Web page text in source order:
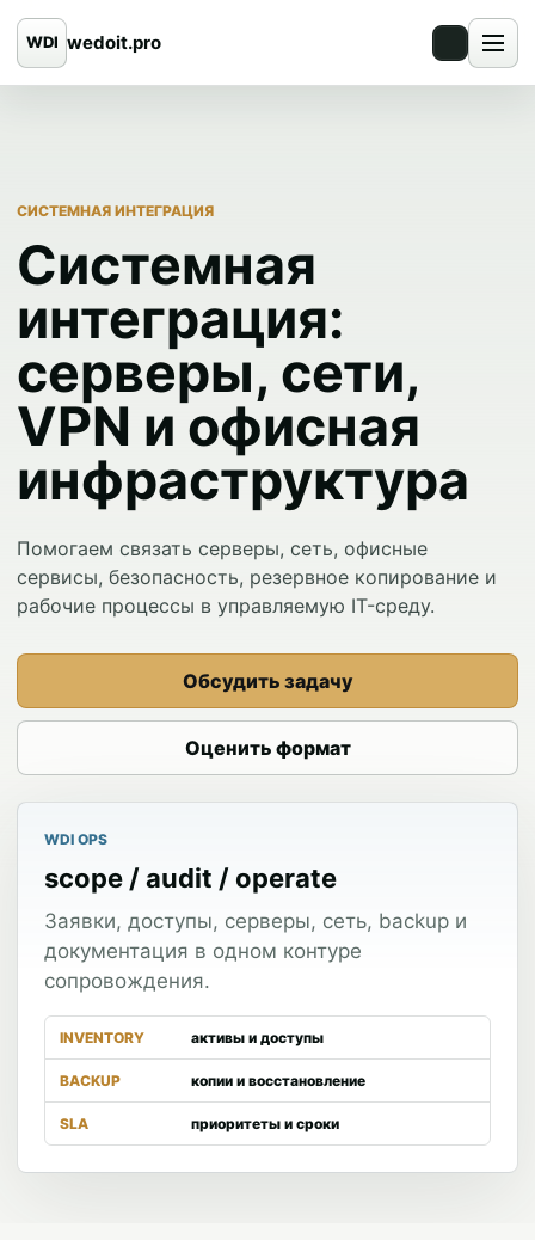
WDI wedoit.pro
СИСТЕМНАЯ ИНТЕГРАЦИЯ
Системная
интеграция:
серверы, сети,
VPN и офисная
инфраструктура
Помогаем связать серверы, сеть, офисные
сервисы, безопасность, резервное копирование и
рабочие процессы в управляемую IT-среду.
Обсудить задачу
Оценить формат
WDI OPS
scope / audit / operate
Заявки, доступы, серверы, сеть, backup и
документация в одном контуре
сопровождения.
INVENTORY активы и доступы
BACKUP копии и восстановление
SLA приоритеты и сроки